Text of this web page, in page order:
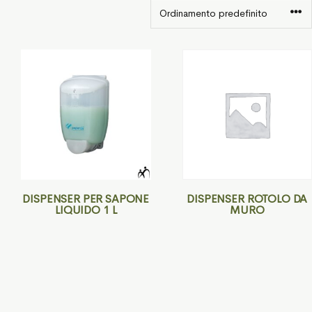
DISPENSER PER SAPONE
LIQUIDO 1 L
DISPENSER ROTOLO DA
MURO